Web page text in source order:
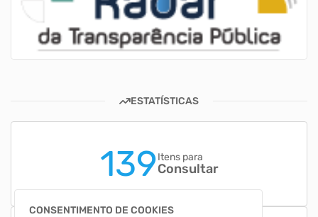
CONSENTIMENTO DE COOKIES
ESTATÍSTICAS
139Itens para
Consultar